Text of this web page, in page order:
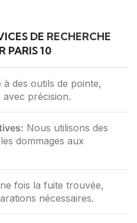
DE RECHERCHE
PARIS 10
à des outils de pointe,
précision.
Nous utilisons des
dommages aux
fois la fuite trouvée,
nécessaires.